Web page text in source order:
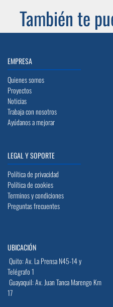
También te
EMPRESA
Quienes somos
Proyectos
Noticias
Trabaja con nosotros
Ayúdanos a mejorar
LEGAL Y SOPORTE
Política de privacidad
Política de cookies
Terminos y condiciones
Preguntas frecuentes
UBICACIÓN
Quito: Av. La Prensa N45-14 y
Telégrafo 1
Guayaquil: Av. Juan Tanca Marengo Km
17